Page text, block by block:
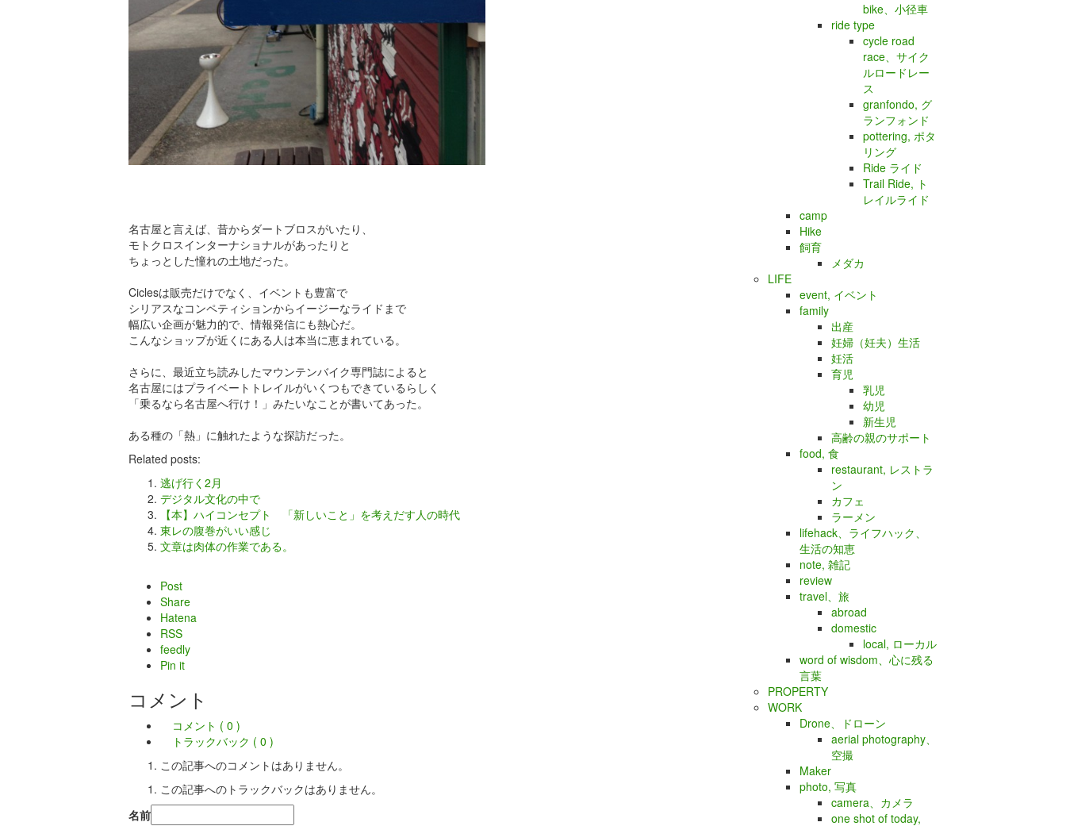
名古屋と言えば、昔からダートブロスがいたり、
モトクロスインターナショナルがあったりと
ちょっとした憧れの土地だった。
Ciclesは販売だけでなく、イベントも豊富で
シリアスなコンペティションからイージーなライドまで
幅広い企画が魅力的で、情報発信にも熱心だ。
こんなショップが近くにある人は本当に恵まれている。
さらに、最近立ち読みしたマウンテンバイク専門誌によると
名古屋にはプライベートトレイルがいくつもできているらしく
「乗るなら名古屋へ行け！」みたいなことが書いてあった。
ある種の「熱」に触れたような探訪だった。
Related posts:
逃げ行く2月
デジタル文化の中で
【本】ハイコンセプト 「新しいこと」を考えだす人の時代
東レの腹巻がいい感じ
文章は肉体の作業である。
Post
Share
Hatena
RSS
feedly
Pin it
コメント
コメント ( 0 )
トラックバック ( 0 )
この記事へのコメントはありません。
この記事へのトラックバックはありません。
名前
bike、小径車
ride type
cycle road
race、サイク
ルロードレー
ス
granfondo, グ
ランフォンド
pottering, ポタ
リング
Ride ライド
Trail Ride, ト
レイルライド
camp
Hike
飼育
メダカ
LIFE
event, イベント
family
出産
妊婦（妊夫）生活
妊活
育児
乳児
幼児
新生児
高齢の親のサポート
food, 食
restaurant, レストラ
ン
カフェ
ラーメン
lifehack、ライフハック、
生活の知恵
note, 雑記
review
travel、旅
abroad
domestic
local, ローカル
word of wisdom、心に残る
言葉
PROPERTY
WORK
Drone、ドローン
aerial photography、
空撮
Maker
photo, 写真
camera、カメラ
one shot of today,